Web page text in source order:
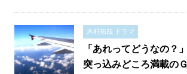
木村拓哉 ドラマ
「あれってどうなの？」
突っ込みどころ満載のＧ